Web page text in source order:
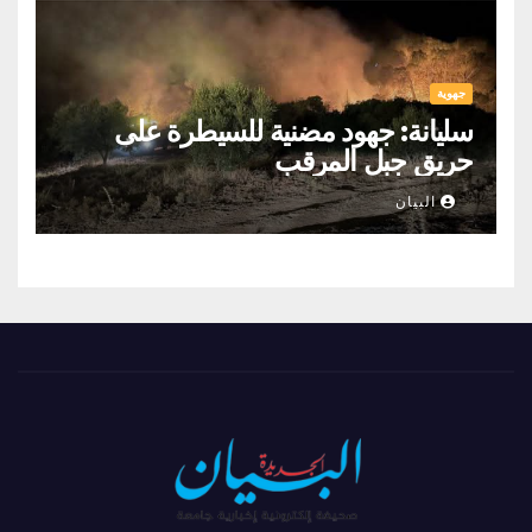
جهوية
سليانة: جهود مضنية للسيطرة على
حريق جبل المرقب
البيان